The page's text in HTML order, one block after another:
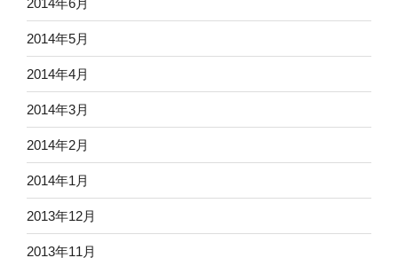
2014年5月
2014年4月
2014年3月
2014年2月
2014年1月
2013年12月
2013年11月